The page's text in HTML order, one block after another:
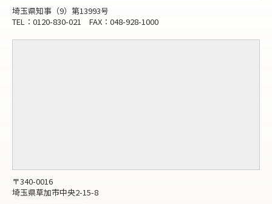
埼玉県知事（9）第13993号
TEL：0120-830-021 FAX：048-928-1000
〒340-0016
埼玉県草加市中央2-15-8